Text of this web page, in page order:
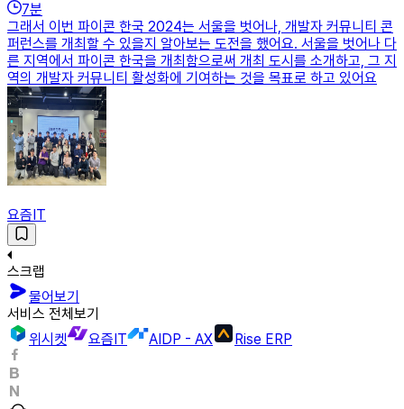
7분
그래서 이번 파이콘 한국 2024는 서울을 벗어나, 개발자 커뮤니티 콘
퍼런스를 개최할 수 있을지 알아보는 도전을 했어요. 서울을 벗어나 다
른 지역에서 파이콘 한국을 개최함으로써 개최 도시를 소개하고, 그 지
역의 개발자 커뮤니티 활성화에 기여하는 것을 목표로 하고 있어요
요즘IT
스크랩
물어보기
서비스 전체보기
위시켓
요즘IT AIDP - AX Rise ERP